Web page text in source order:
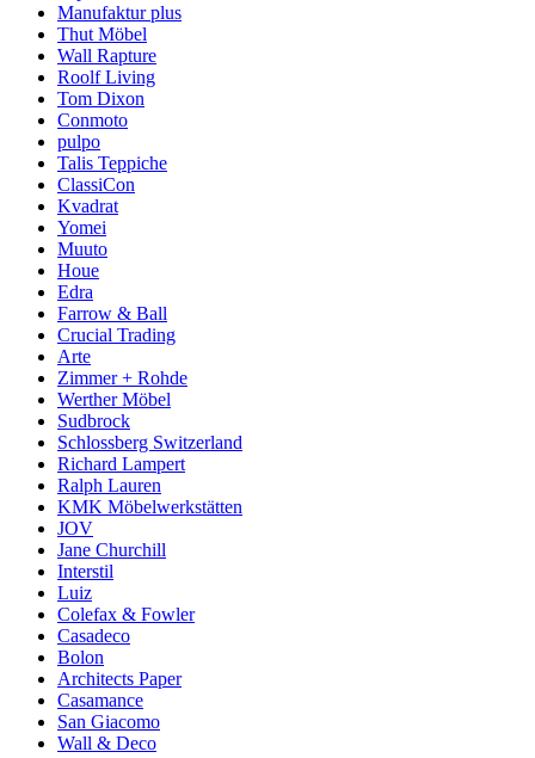
Manufaktur plus
Thut Möbel
Wall Rapture
Roolf Living
Tom Dixon
Conmoto
pulpo
Talis Teppiche
ClassiCon
Kvadrat
Yomei
Muuto
Houe
Edra
Farrow & Ball
Crucial Trading
Arte
Zimmer + Rohde
Werther Möbel
Sudbrock
Schlossberg Switzerland
Richard Lampert
Ralph Lauren
KMK Möbelwerkstätten
JOV
Jane Churchill
Interstil
Luiz
Colefax & Fowler
Casadeco
Bolon
Architects Paper
Casamance
San Giacomo
Wall & Deco